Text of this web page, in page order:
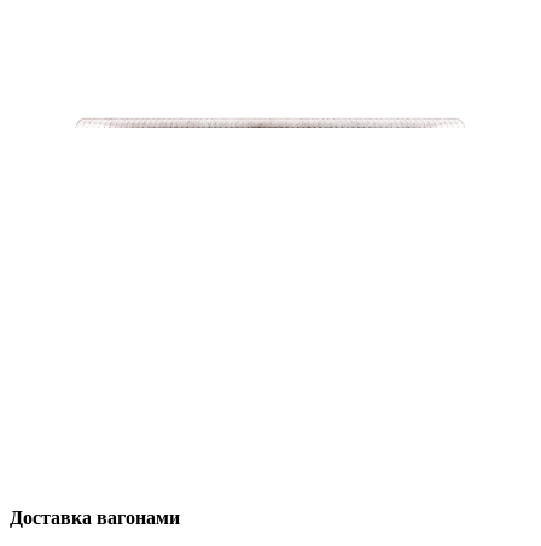
Доставка вагонами